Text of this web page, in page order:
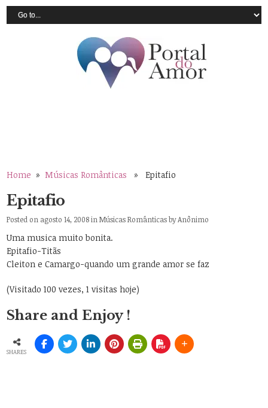
Home » Músicas Românticas » Epitafio
Epitafio
Posted on agosto 14, 2008 inMúsicas RomânticasbyAnônimo
Uma musica muito bonita.
Epitafio-Titãs
Cleiton e Camargo-quando um grande amor se faz
(Visitado 100 vezes, 1 visitas hoje)
Share and Enjoy !
SHARES